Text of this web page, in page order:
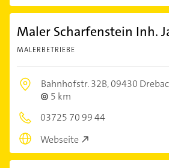
Maler Scharfenstein Inh.
MALERBETRIEBE
Bahnhofstr. 32B,09430
5 km
03725 70 99 44
Webseite